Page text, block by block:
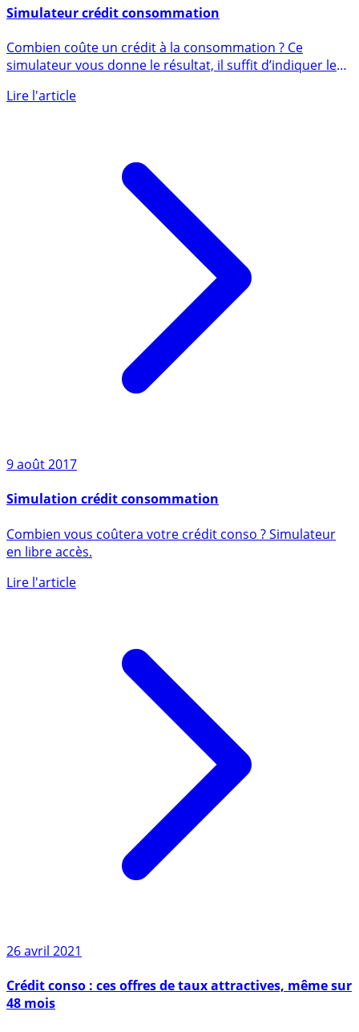
1er décembre 2018
Simulateur crédit consommation
simulateur vous donne le résultat, il suffit d’indiquer le
9 août 2017
Simulation crédit consommation
en libre accès.
26 avril 2021